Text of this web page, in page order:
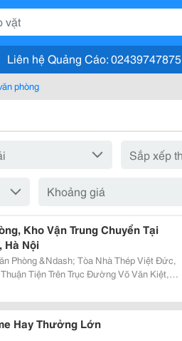
Liên hệ Quảng Cáo: 02439747875
phòng
Khoảng giá
Kho Vận Trung Chuyển Tại
Hà Nội
Phòng &Ndash; Tòa Nhà Thép Việt Đức,
Thăng Long, Quốc Lộ 2 Và Các Khu Công
Hay Thưởng Lớn